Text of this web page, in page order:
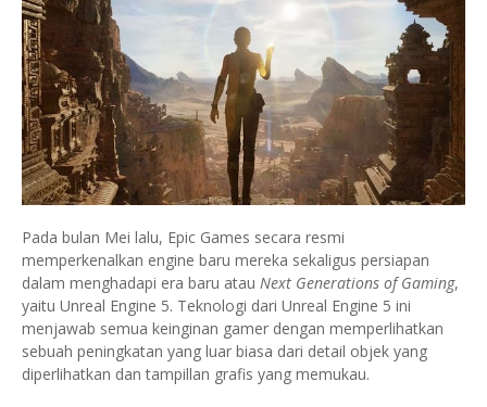
Pada bulan Mei lalu, Epic Games secara resmi
memperkenalkan engine baru mereka sekaligus persiapan
dalam menghadapi era baru atau Next Generations of Gaming,
yaitu Unreal Engine 5. Teknologi dari Unreal Engine 5 ini
menjawab semua keinginan gamer dengan memperlihatkan
sebuah peningkatan yang luar biasa dari detail objek yang
diperlihatkan dan tampillan grafis yang memukau.